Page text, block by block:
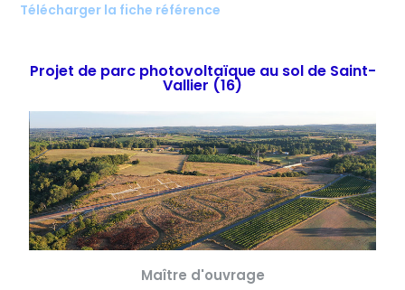
Télécharger la fiche référence
Projet de parc photovoltaïque au sol de Saint-
Vallier (16)
Maître d'ouvrage